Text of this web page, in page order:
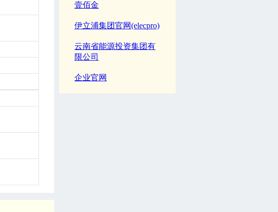
壹佰金
伊立浦集团官网(elecpro)
云南省能源投资集团有
限公司
企业官网